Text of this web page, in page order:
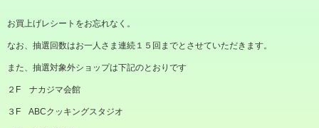
お買上げレシートをお忘れなく。
なお、抽選回数はお一人さま連続１５回までとさせていただきます。
また、抽選対象外ショップは下記のとおりです
２F ナカジマ会館
３F ABCクッキングスタジオ